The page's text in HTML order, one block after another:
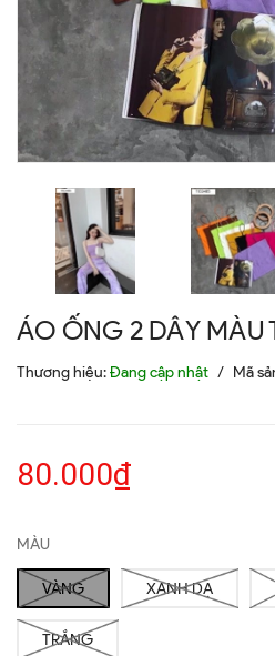
ÁO ỐNG 2 DÂY MÀU
Thương hiệu:Đang cập nhật / Mã
80.000₫
MÀU
VÀNG XANH DẠ
TRẮNG